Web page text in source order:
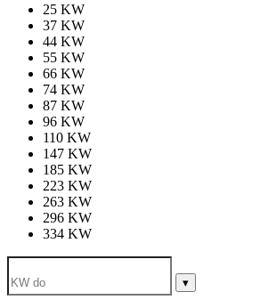
25 KW
37 KW
44 KW
55 KW
66 KW
74 KW
87 KW
96 KW
110 KW
147 KW
185 KW
223 KW
263 KW
296 KW
334 KW
▾